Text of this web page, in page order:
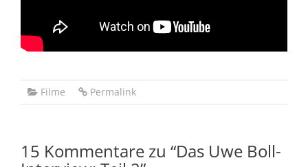
Filme Permalink
15 Kommentare zu “Das Uwe Boll-